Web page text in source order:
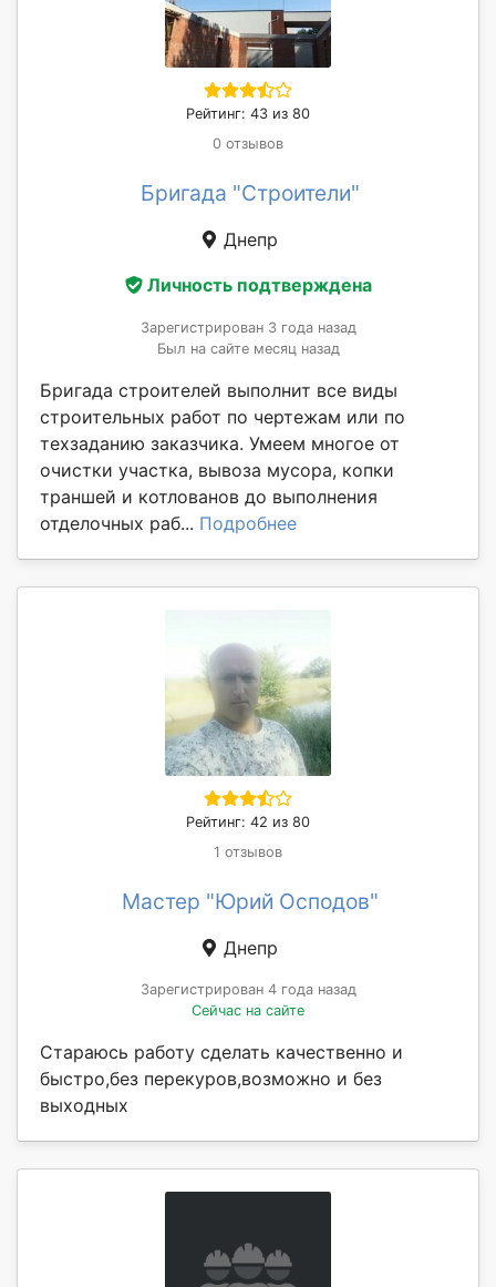
Рейтинг: 43 из 80
0 отзывов
Бригада "Строители"
Днепр
Личность подтверждена
Зарегистрирован 3 года назад
Был на сайте месяц назад
Бригада строителей выполнит все виды
строительных работ по чертежам или по
техзаданию заказчика. Умеем многое от
очистки участка, вывоза мусора, копки
траншей и котлованов до выполнения
отделочных раб... Подробнее
Рейтинг: 42 из 80
1 отзывов
Мастер "Юрий Осподов"
Днепр
Зарегистрирован 4 года назад
Сейчас на сайте
Стараюсь работу сделать качественно и
быстро,без перекуров,возможно и без
выходных